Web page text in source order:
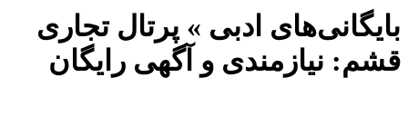
بایگانی‌های ادبی » پرتال تجاری
قشم: نیازمندی و آگهی رایگان